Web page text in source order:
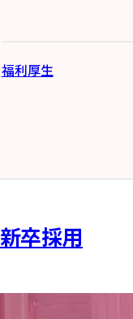
福利厚生
新卒採用